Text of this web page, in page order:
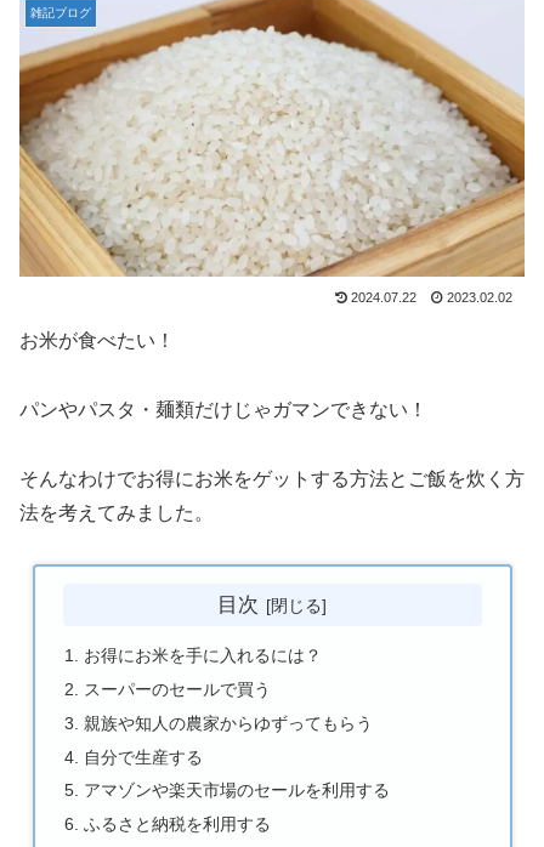
雑記ブログ
2024.07.22 2023.02.02
お米が食べたい！
パンやパスタ・麺類だけじゃガマンできない！
そんなわけでお得にお米をゲットする方法とご飯を炊く方
法を考えてみました。
目次
お得にお米を手に入れるには？
スーパーのセールで買う
親族や知人の農家からゆずってもらう
自分で生産する
アマゾンや楽天市場のセールを利用する
ふるさと納税を利用する